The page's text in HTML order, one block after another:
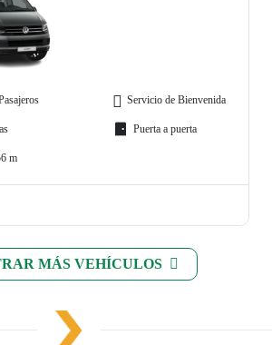
m
Servicio de Bienvenida
Puerta a puerta
MÁS VEHÍCULOS